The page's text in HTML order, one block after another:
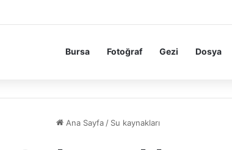
Bursa Fotoğraf Gezi Dosya
Ana Sayfa / Su kaynakları